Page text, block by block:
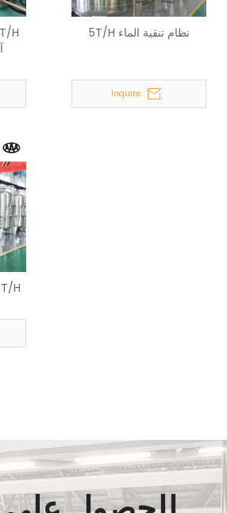
نظام تنقية الماء 5T/H
Inquire
15T/H محطة معالجة المياه